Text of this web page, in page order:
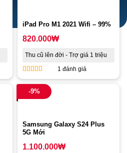
iPad Pro M1 2021 Wifi – 99%
5out of 5
820.000₩
Thu cũ lên đời - Trợ giá 1 triệu
1 đánh giá
-9%
Samsung Galaxy S24 Plus
5G Mới
1.100.000₩